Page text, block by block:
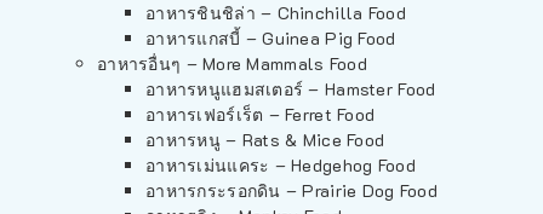
อาหารชินชิล่า – Chinchilla Food
อาหารแกสบี้ – Guinea Pig Food
อาหารอื่นๆ – More Mammals Food
อาหารหนูแฮมสเตอร์ – Hamster Food
อาหารเฟอร์เร็ต – Ferret Food
อาหารหนู – Rats & Mice Food
อาหารเม่นแคระ – Hedgehog Food
อาหารกระรอกดิน – Prairie Dog Food